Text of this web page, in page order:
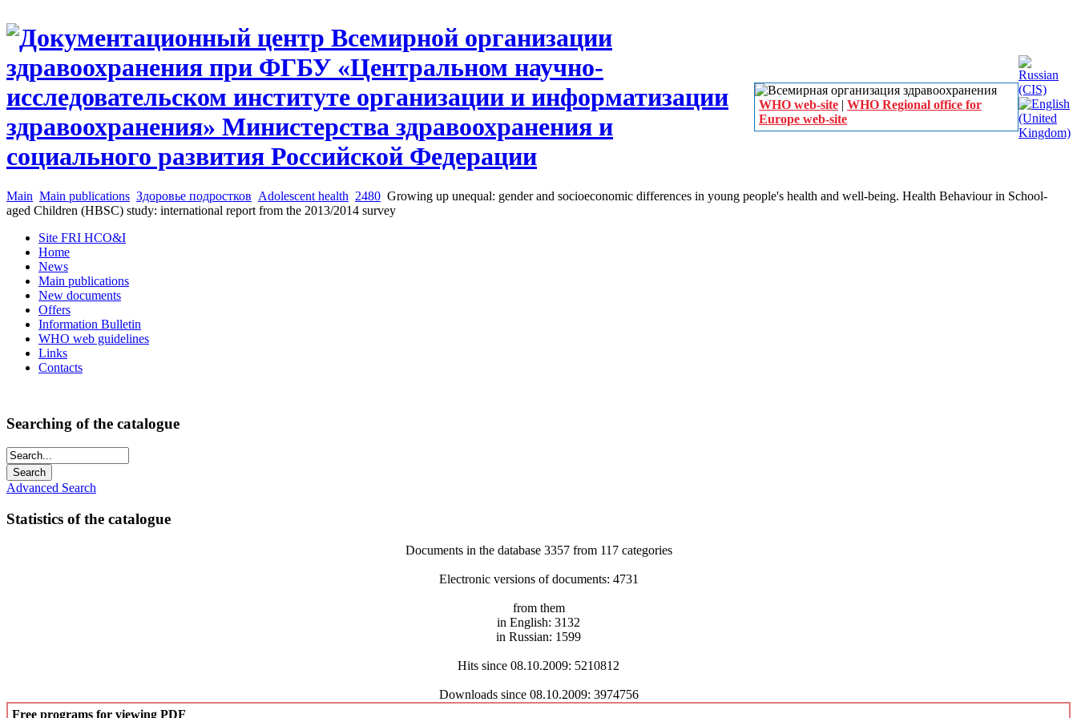
WHO web-site | WHO Regional office for
Europe web-site
Main Main publications Здоровье подростков Adolescent health 2480 Growing up unequal: gender and socioeconomic differences in young people's health and well-being. Health Behaviour in School-
aged Children (HBSC) study: international report from the 2013/2014 survey
Site FRI HCO&I
Home
News
Main publications
New documents
Offers
Information Bulletin
WHO web guidelines
Links
Contacts
Searching of the catalogue
Advanced Search
Statistics of the catalogue
Documents in the database 3357 from 117 categories
Electronic versions of documents: 4731
from them
in English: 3132
in Russian: 1599
Hits since 08.10.2009: 5210812
Downloads since 08.10.2009: 3974756
Free programs for viewing PDF